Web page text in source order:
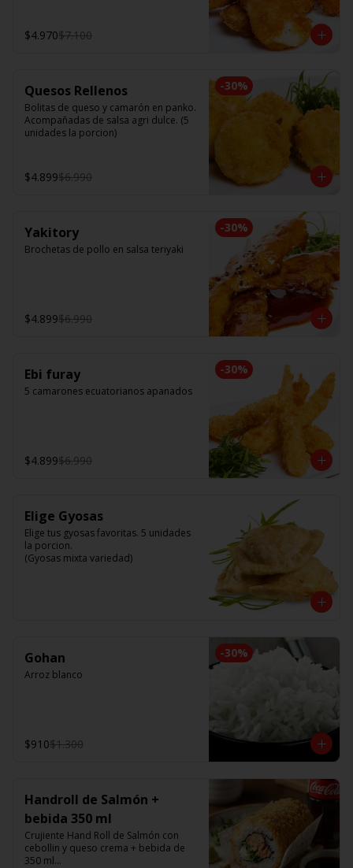
$4.970$7.100
-30%
Quesos Rellenos
Bolitas de queso y camarón en panko.
Acompañadas de salsa agri dulce. (5
unidades la porcion)
$4.899$6.990
-30%
Yakitory
Brochetas de pollo en salsa teriyaki
$4.899$6.990
-30%
Ebi furay
5 camarones ecuatorianos apanados
$4.899$6.990
Elige Gyosas
Elige tus gyosas favoritas. 5 unidades
la porcion.
(Gyosas mixta variedad)
-30%
Gohan
Arroz blanco
$910$1.300
Handroll de Salmón +
bebida 350 ml
Crujiente Hand Roll de Salmón con
cebollin y queso crema + bebida de
350 ml